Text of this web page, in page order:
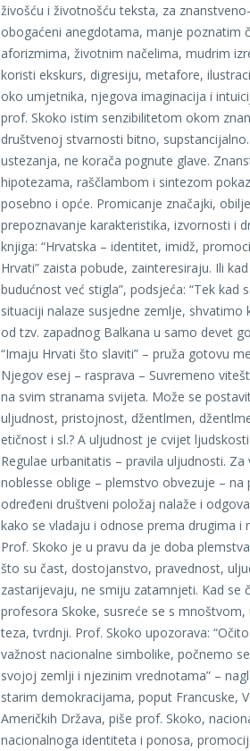
živošću i životnošću teksta, za
obogaćeni anegdotama, manje poznatim
aforizmima, životnim načelima, mudrim
koristi ekskurs, digresiju, metafore,
oko umjetnika, njegova imaginacija i
prof. Skoko istim senzibilitetom okom
društvenoj stvarnosti bitno,
ustezanja, ne korača pognute glave.
hipotezama, raščlambom i sintezom
posebno i opće. Promicanje značajki,
prepoznavanje karakteristika, izvornosti i
knjiga: “Hrvatska – identitet, imidž,
Hrvati” zaista pobude, zainteresiraju. Ili
budućnost već stigla”, podsjeća: “Tek
situaciji nalaze susjedne zemlje, shvatimo
od tzv. zapadnog Balkana u samo devet
“Imaju Hrvati što slaviti” – pruža gotovu
Njegov esej – rasprava – Suvremeno
na svim stranama svijeta. Može se
uljudnost, pristojnost, džentlmen,
etičnost i sl.? A uljudnost je cvijet
Regulae urbanitatis – pravila uljudnosti.
noblesse oblige – plemstvo obvezuje –
određeni društveni položaj nalaže i
kako se vladaju i odnose prema drugima i
Prof. Skoko je u pravu da je doba
što su čast, dostojanstvo, pravednost,
zastarijevaju, ne smiju zatamnjeti. Kad se
profesora Skoke, susreće se s
teza, tvrdnji. Prof. Skoko upozorava:
važnost nacionalne simbolike, počnemo
svojoj zemlji i njezinim vrednotama” –
starim demokracijama, poput Francuske,
Američkih Država, piše prof. Skoko,
nacionalnoga identiteta i ponosa,